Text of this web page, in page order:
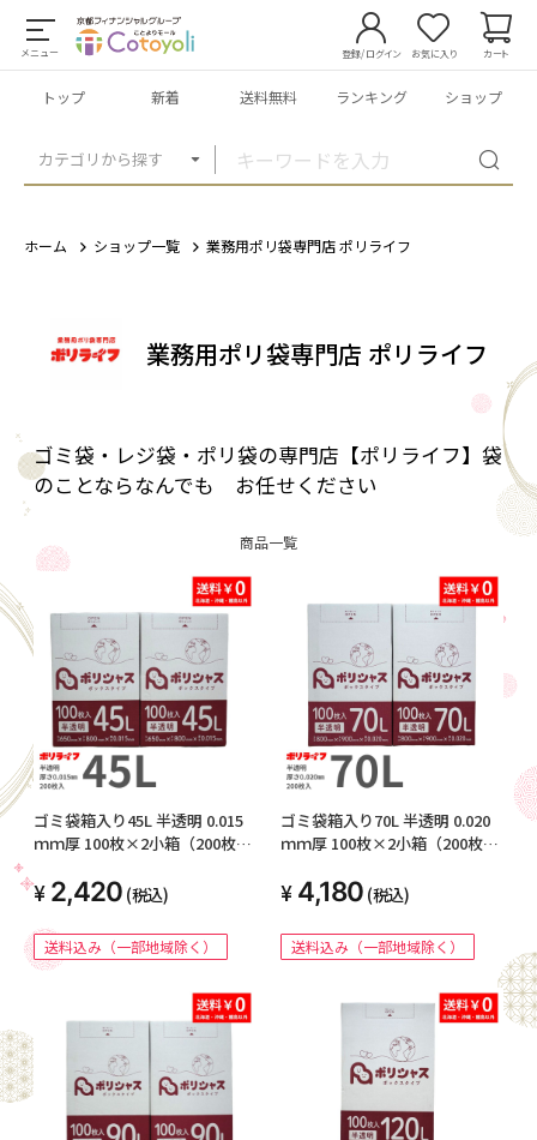
メニュー
カテゴリから探す
登録/ログイン お気に入り カート
トップ 新着 送料無料 ランキング ショップ
ホーム ショップ一覧 業務用ポリ袋専門店 ポリライフ
業務用ポリ袋専門店 ポリライフ
ゴミ袋・レジ袋・ポリ袋の専門店【ポリライフ】袋
のことならなんでも お任せください
商品一覧
ゴミ袋箱入り45L 半透明 0.015
ｍｍ厚 100枚×2小箱（200枚）
2,420 (税込)
送料込み（一部地域除く）
ゴミ袋箱入り70L 半透明 0.020
ｍｍ厚 100枚×2小箱（200枚）
4,180 (税込)
送料込み（一部地域除く）